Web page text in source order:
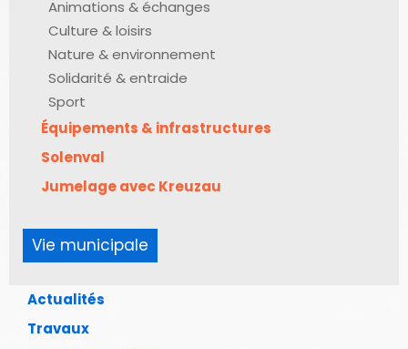
Animations & échanges
Culture & loisirs
Nature & environnement
Solidarité & entraide
Sport
Équipements & infrastructures
Solenval
Jumelage avec Kreuzau
Vie municipale
Actualités
Travaux